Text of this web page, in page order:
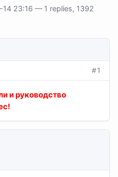
23:16 — 1 replies, 1392
#1
и руководство